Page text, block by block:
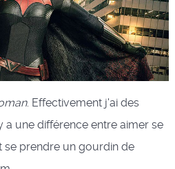
. Effectivement j'ai des
a une différence entre aimer se
prendre un gourdin de